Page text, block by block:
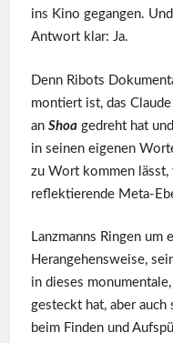
ins Kino gegangen.
Antwort klar: Ja.
Denn Ribots
montiert ist, das
an Shoagedreht hat
in seinen eigenen
zu Wort kommen lässt,
reflektierende Meta-
Lanzmanns Ringen um
Herangehensweise,
in dieses
gesteckt hat, aber
beim Finden und